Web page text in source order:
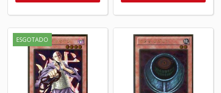
ESGOTADO